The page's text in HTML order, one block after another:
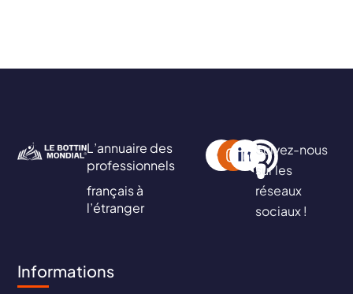
L’annuaire des
professionnels
français à
l’étranger
Suivez-nous
sur les
réseaux
sociaux !
Informations